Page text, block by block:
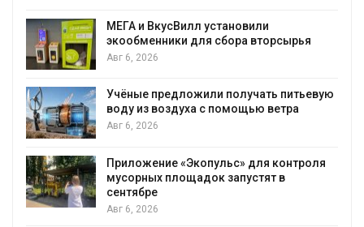
Засуха в Индонезии увеличила
производство соли почти в 20 раз
Авг 6, 2026
В пяти странах Амазонии задержали
более 800 человек в ходе операции
против экологических преступлений
Новый порядок расчёта нарушений
на промышленные выбросы может
появиться в ближайшее время